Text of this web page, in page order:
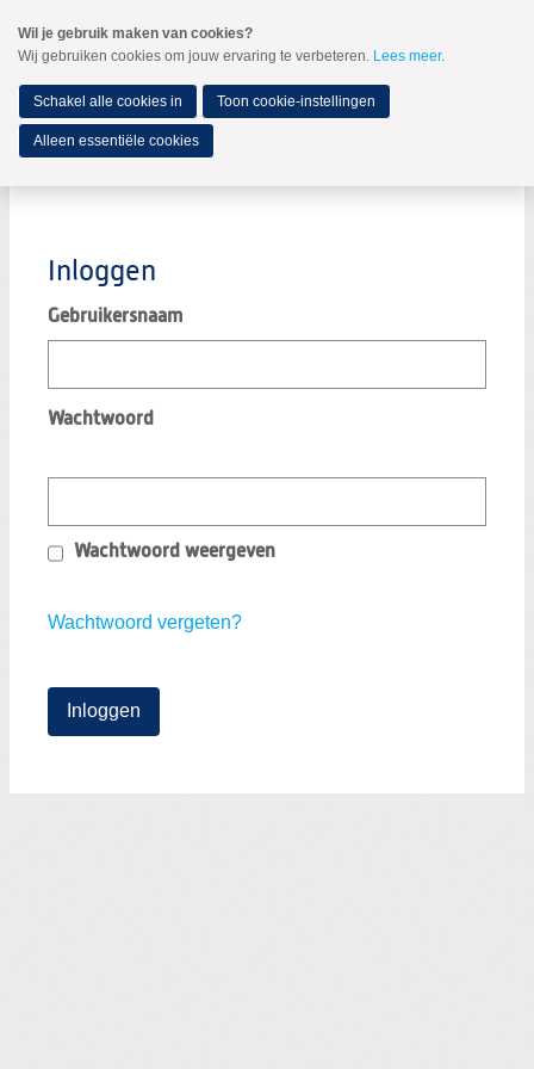
naar
Spring
de
inhoud
Spring
naar
MENU
Zoeken:
Inloggen
Gebruikersnaam
Wachtwoord
Wachtwoord weergeven
Wachtwoord vergeten?
Inloggen
Wil je gebruik maken van cookies?
Wij gebruiken cookies om jouw ervaring te verbeteren. Lees meer.
Schakel alle cookies in Toon cookie-instellingen
Alleen essentiële cookies